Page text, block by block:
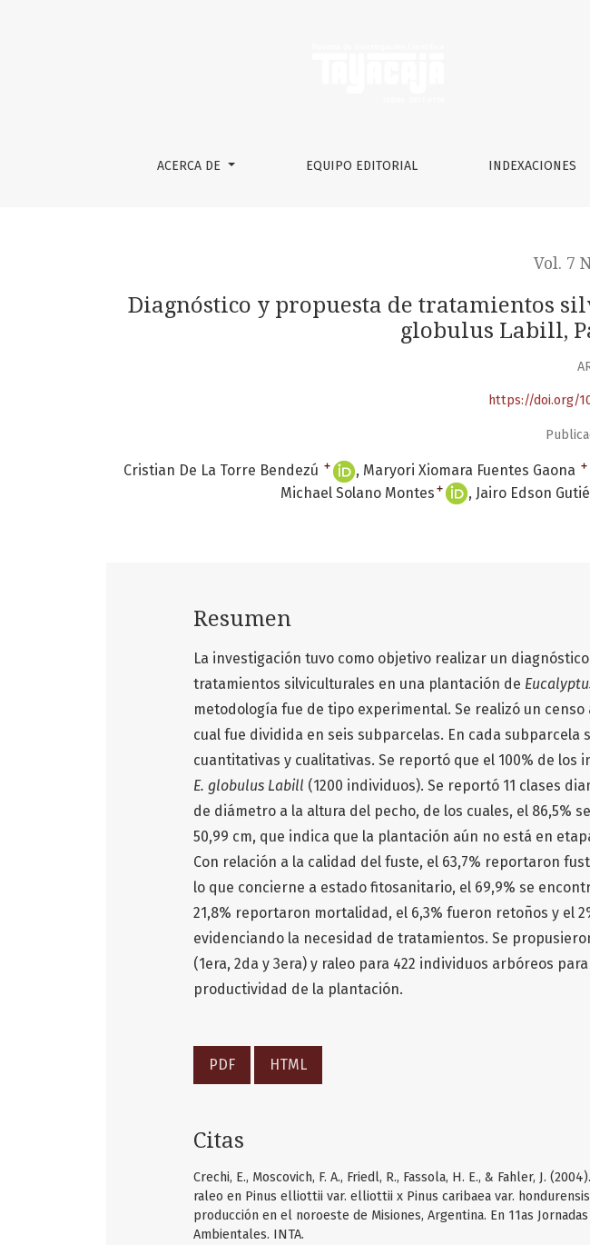
ACERCA DE EQUIPO EDITORIAL INDEXACIONES
Vol. 7
Diagnóstico y propuesta de tratamientos
globulus Labill,
https://doi.org/
Cristian De La Torre Bendezú + Maryori Xiomara Fuentes Gaona +
Michael Solano Montes + Jairo Edson
Resumen
La investigación tuvo como objetivo realizar un
tratamientos silviculturales en una plantación de
metodología fue de tipo experimental. Se realizó un censo
cual fue dividida en seis subparcelas. En cada subparcela
cuantitativas y cualitativas. Se reportó que el 100% de los
E. globulus Labill (1200 individuos). Se reportó 11 clases
de diámetro a la altura del pecho, de los cuales, el 86,5%
50,99 cm, que indica que la plantación aún no está en
Con relación a la calidad del fuste, el 63,7% reportaron
lo que concierne a estado fitosanitario, el 69,9% se
21,8% reportaron mortalidad, el 6,3% fueron retoños y el
evidenciando la necesidad de tratamientos. Se
(1era, 2da y 3era) y raleo para 422 individuos arbóreos
productividad de la plantación.
PDF HTML
Citas
Crechi, E., Moscovich, F. A., Friedl, R., Fassola, H. E., & Fahler, J.
raleo en Pinus elliottii var. elliottii x Pinus caribaea var.
producción en el noroeste de Misiones, Argentina. En 11as
Ambientales. INTA.